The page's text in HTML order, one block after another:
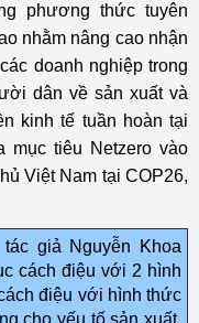
phương thức tuyên
nhằm nâng cao nhận
doanh nghiệp trong
dân về sản xuất và
kinh tế tuần hoàn tại
mục tiêu Netzero vào
Việt Nam tại COP26,
giả Nguyễn Khoa
cách điệu với 2 hình
điệu với hình thức
cho yếu tố sản xuất.